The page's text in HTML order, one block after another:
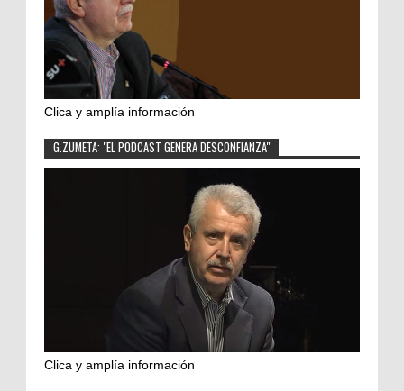
Clica y amplía información
G.ZUMETA: "EL PODCAST GENERA DESCONFIANZA"
Clica y amplía información